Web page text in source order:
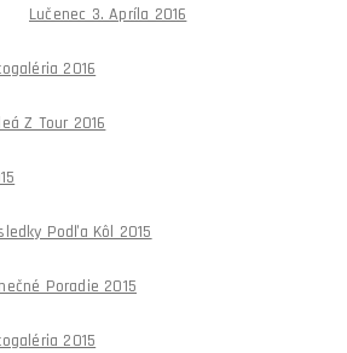
Lučenec 3. Apríla 2016
2016
Z Tour 2016
Podľa Kôl 2015
Poradie 2015
2015